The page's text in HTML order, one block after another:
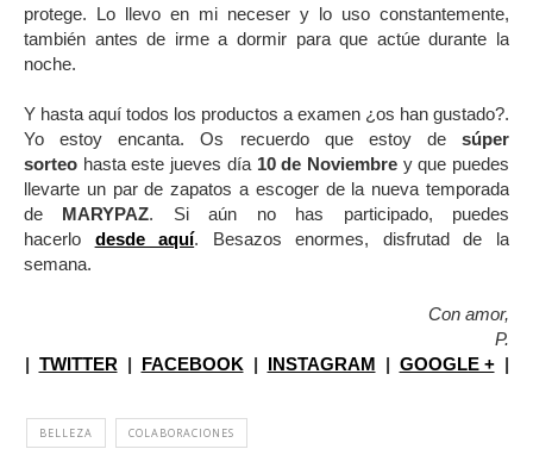
protege. Lo llevo en mi neceser y lo uso constantemente,
también antes de irme a dormir para que actúe durante la
noche.
Y hasta aquí todos los productos a examen ¿os han gustado?.
Yo estoy encanta. Os recuerdo que estoy de súper
sorteo hasta este jueves día 10 de Noviembrey que puedes
llevarte un par de zapatos a escoger de la nueva temporada
de MARYPAZ. Si aún no has participado, puedes
hacerlo desde aquí. Besazos enormes, disfrutad de la
semana.
Con amor,
P.
| TWITTER | FACEBOOK | INSTAGRAM | GOOGLE +|
BELLEZA COLABORACIONES